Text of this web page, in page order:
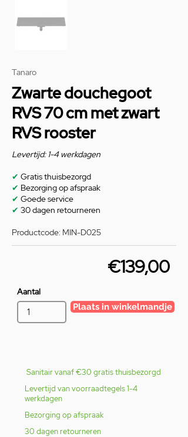
Tanaro
Zwarte douchegoot
RVS 70 cm met zwart
RVS rooster
Levertijd: 1-4 werkdagen
✔ Gratis thuisbezorgd
✔ Bezorging op afspraak
✔ Goede service
✔ 30 dagen retourneren
Productcode: MIN-D025
€139,00
Aantal
Plaats in winkelmandje
Sanitair vanaf €30 gratis thuisbezorgd
Levertijd van voorraadtegels 1-4
werkdagen
Bezorging op afspraak
30 dagen retourneren